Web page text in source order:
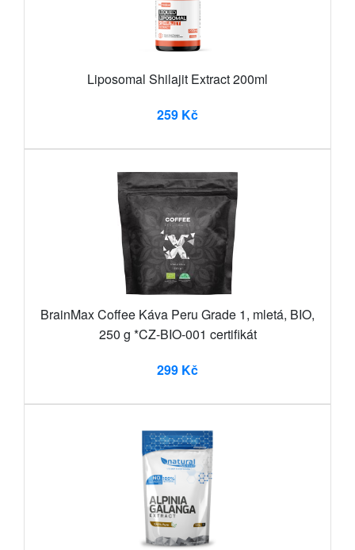
Liposomal Shilajit Extract 200ml
259 Kč
BrainMax Coffee Káva Peru Grade 1, mletá, BIO,
250 g *CZ-BIO-001 certifikát
299 Kč